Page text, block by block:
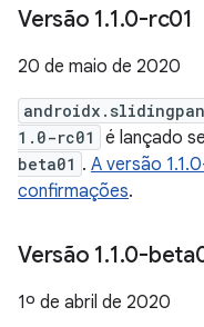
Versão 1.1.0-rc01
20 de maio de 2020
1.0-rc01
é lançado
beta01 . A versão
confirmações.
Versão 1.1.0-
1º de abril de 2020